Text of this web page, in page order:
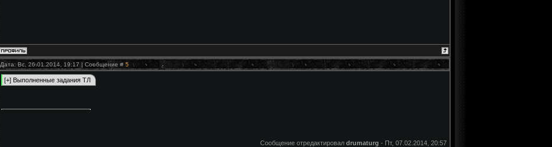
Дата: Вс, 26.01.2014, 19:17 | Сообщение # 5
Сообщение отредактировал drumaturg - Пт, 07.02.2014, 20:57